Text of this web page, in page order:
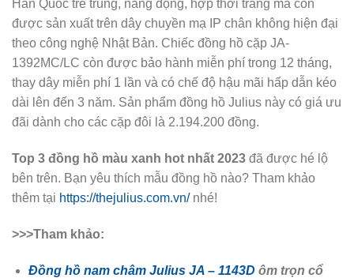
Hàn Quốc trẻ trung, năng động, hợp thời trang mà còn
được sản xuất trên dây chuyền mạ IP chân không hiện đại
theo công nghệ Nhật Bản. Chiếc đồng hồ cặp JA-
1392MC/LC còn được bảo hành miễn phí trong 12 tháng,
thay dây miễn phí 1 lần và có chế độ hậu mãi hấp dẫn kéo
dài lên đến 3 năm. Sản phẩm đồng hồ Julius này có giá ưu
đãi dành cho các cặp đôi là 2.194.200 đồng.
Top 3 đồng hồ màu xanh hot nhất 2023 đã được hé lộ
bên trên. Bạn yêu thích mẫu đồng hồ nào? Tham khảo
thêm tại https://thejulius.com.vn/nhé!
>>>Tham khảo:
Đồng hồ nam châm Julius JA – 1143D ôm trọn cổ